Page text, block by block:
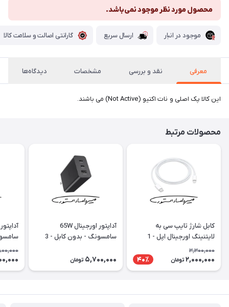
محصول مورد نظر موجود نمی‌باشد.
موجود در انبار ارسال سریع گارانتی اصالت و سلامت کالا
معرفی نقد و بررسی مشخصات دیدگاه‌ها
این کالا پک اصلی و نات اکتیو (Not Active) می باشند.
محصولات مرتبط
کابل شارژ تایپ سی به
لایتنینگ اورجینال اپل - 1
متری (تو جعبه ای)
3,300,000
2,000,000 تومان 40٪
آداپتور اورجینال 65W
سامسونگ - بدون کابل - 3
5,700,000 تومان
شاخه -